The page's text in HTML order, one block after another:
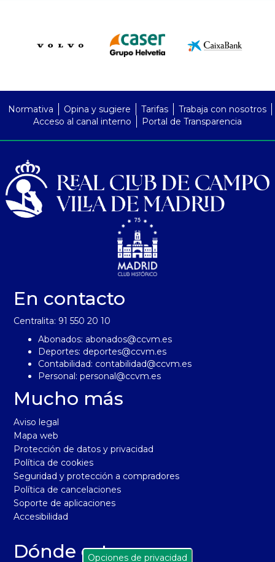
Normativa
Opina y sugiere Tarifas
Trabaja con nosotros
Acceso al canal interno
Portal de Transparencia
En contacto
Centralita: 91 550 20 10
Abonados: abonados@ccvm.es
Deportes: deportes@ccvm.es
Contabilidad: contabilidad@ccvm.es
Personal:personal@ccvm.es
Mucho más
Aviso legal
Mapa web
Protección de datos y privacidad
Política de cookies
Seguridad y protección a compradores
Política de cancelaciones
Soporte de aplicaciones
Accesibilidad
Dónde estamos
Opciones de privacidad